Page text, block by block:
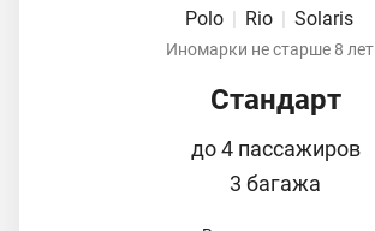
Polo | Rio | Solaris
Иномарки не старше 8 лет
Стандарт
до 4 пассажиров
3 багажа